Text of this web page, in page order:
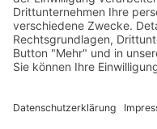
Mitglied werden
Social Media
Zu LinkedIn